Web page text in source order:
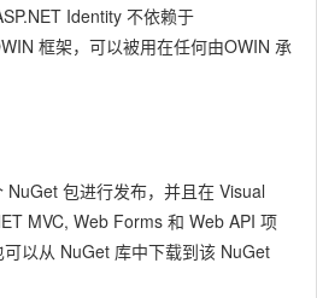
Identity 不依赖于
框架，可以被用在任何由OWIN 承
NuGet 包进行发布，并且在 Visual
MVC, Web Forms 和 Web API 项
以从 NuGet 库中下载到该 NuGet